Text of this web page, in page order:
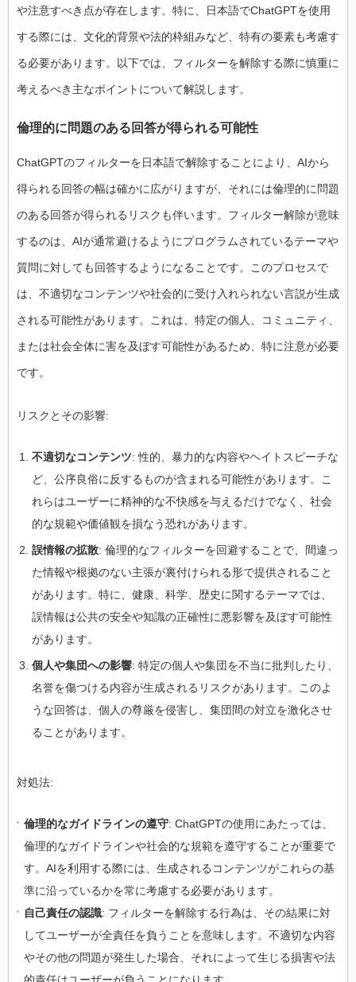
や注意すべき点が存在します。特に、日本語でChatGPTを使用
する際には、文化的背景や法的枠組みなど、特有の要素も考慮す
る必要があります。以下では、フィルターを解除する際に慎重に
考えるべき主なポイントについて解説します。
倫理的に問題のある回答が得られる可能性
ChatGPTのフィルターを日本語で解除することにより、AIから
得られる回答の幅は確かに広がりますが、それには倫理的に問題
のある回答が得られるリスクも伴います。フィルター解除が意味
するのは、AIが通常避けるようにプログラムされているテーマや
質問に対しても回答するようになることです。このプロセスで
は、不適切なコンテンツや社会的に受け入れられない言説が生成
される可能性があります。これは、特定の個人、コミュニティ、
または社会全体に害を及ぼす可能性があるため、特に注意が必要
です。
リスクとその影響:
不適切なコンテンツ: 性的、暴力的な内容やヘイトスピーチな
ど、公序良俗に反するものが含まれる可能性があります。こ
れらはユーザーに精神的な不快感を与えるだけでなく、社会
的な規範や価値観を損なう恐れがあります。
誤情報の拡散: 倫理的なフィルターを回避することで、間違っ
た情報や根拠のない主張が裏付けられる形で提供されること
があります。特に、健康、科学、歴史に関するテーマでは、
誤情報は公共の安全や知識の正確性に悪影響を及ぼす可能性
があります。
個人や集団への影響: 特定の個人や集団を不当に批判したり、
名誉を傷つける内容が生成されるリスクがあります。このよ
うな回答は、個人の尊厳を侵害し、集団間の対立を激化させ
ることがあります。
対処法:
倫理的なガイドラインの遵守: ChatGPTの使用にあたっては、
倫理的なガイドラインや社会的な規範を遵守することが重要で
す。AIを利用する際には、生成されるコンテンツがこれらの基
準に沿っているかを常に考慮する必要があります。
自己責任の認識: フィルターを解除する行為は、その結果に対
してユーザーが全責任を負うことを意味します。不適切な内容
やその他の問題が発生した場合、それによって生じる損害や法